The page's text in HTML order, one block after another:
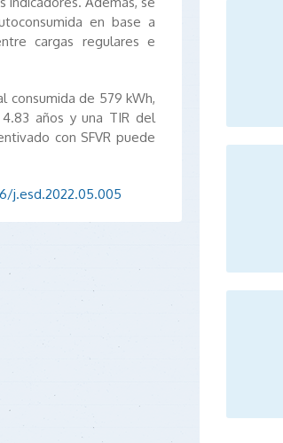
en base a
cargas regulares e
consumida de 579 kWh,
años y una TIR del
con SFVR puede
j.esd.2022.05.005